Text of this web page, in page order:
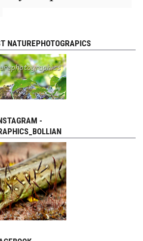
NATUREPHOTOGRAPICS
-